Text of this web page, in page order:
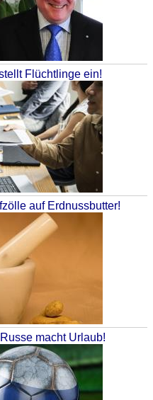
Flüchtlinge ein!
auf Erdnussbutter!
macht Urlaub!